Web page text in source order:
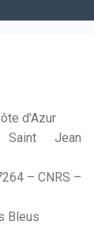
d'Azur
Saint Jean
– CNRS –
Bleus